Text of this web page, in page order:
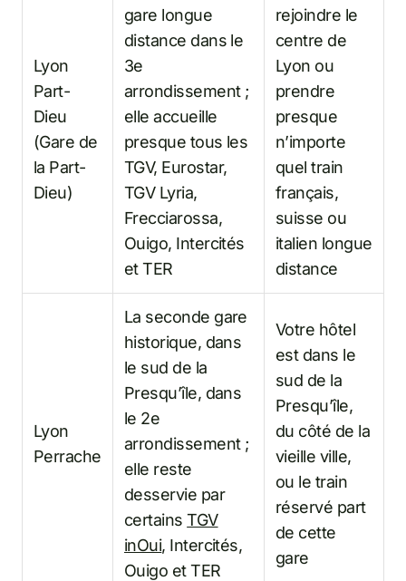
Lyon
Part-
Dieu
(Gare de
la Part-
Dieu)
gare longue
distance dans le
3e
arrondissement ;
elle accueille
presque tous les
TGV, Eurostar,
TGV Lyria,
Frecciarossa,
Ouigo, Intercités
et TER
rejoindre le
centre de
Lyon ou
prendre
presque
n’importe
quel train
français,
suisse ou
italien longue
distance
Lyon
Perrache
La seconde gare
historique, dans
le sud de la
Presqu’île, dans
le 2e
arrondissement ;
elle reste
desservie par
certainsTGV
inOui, Intercités,
Ouigo et TER
Votre hôtel
est dans le
sud de la
Presqu’île,
du côté de la
vieille ville,
ou le train
réservé part
de cette
gare